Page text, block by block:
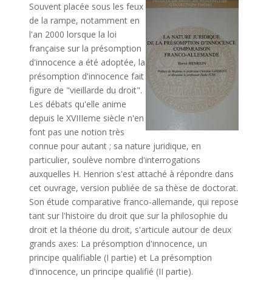
Souvent placée sous les feux
de la rampe, notamment en
l'an 2000 lorsque la loi
française sur la présomption
d'innocence a été adoptée, la
présomption d'innocence fait
figure de "vieillarde du droit".
Les débats qu'elle anime
depuis le XVIIIeme siècle n'en
font pas une notion très
connue pour autant ; sa nature juridique, en
particulier, soulève nombre d'interrogations
auxquelles H. Henrion s'est attaché à répondre dans
cet ouvrage, version publiée de sa thèse de doctorat.
Son étude comparative franco-allemande, qui repose
tant sur l'histoire du droit que sur la philosophie du
droit et la théorie du droit, s'articule autour de deux
grands axes: La présomption d'innocence, un
principe qualifiable (I partie) et La présomption
d'innocence, un principe qualifié (II partie).